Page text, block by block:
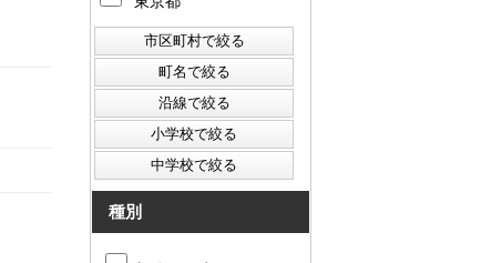
種別